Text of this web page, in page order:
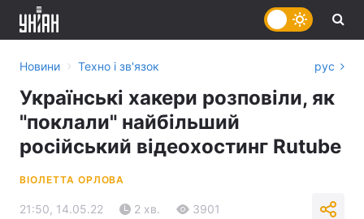
Новини › Техно і зв'язок рус
Українські хакери розповіли, як
"поклали" найбільший
російський відеохостинг Rutube
ВІОЛЕТТА ОРЛОВА
21:50, 14.05.22 2 хв. 3901